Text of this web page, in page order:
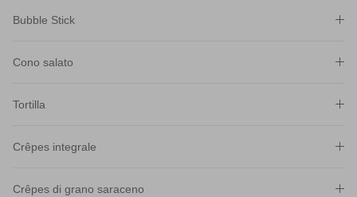
Bubble Stick
Cono salato
Tortilla
Crêpes integrale
Crêpes di grano saraceno